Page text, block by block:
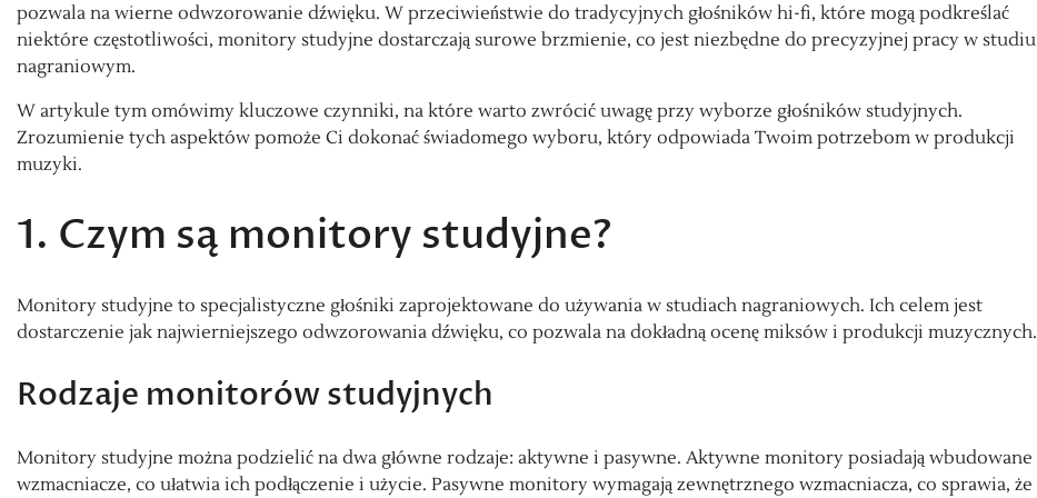
pozwala na wierne odwzorowanie dźwięku. W przeciwieństwie do tradycyjnych głośników hi-fi, które mogą podkreślać
niektóre częstotliwości, monitory studyjne dostarczają surowe brzmienie, co jest niezbędne do precyzyjnej pracy w studiu
nagraniowym.
W artykule tym omówimy kluczowe czynniki, na które warto zwrócić uwagę przy wyborze głośników studyjnych.
Zrozumienie tych aspektów pomoże Ci dokonać świadomego wyboru, który odpowiada Twoim potrzebom w produkcji
muzyki.
1. Czym są monitory studyjne?
Monitory studyjne to specjalistyczne głośniki zaprojektowane do używania w studiach nagraniowych. Ich celem jest
dostarczenie jak najwierniejszego odwzorowania dźwięku, co pozwala na dokładną ocenę miksów i produkcji muzycznych.
Rodzaje monitorów studyjnych
Monitory studyjne można podzielić na dwa główne rodzaje: aktywne i pasywne. Aktywne monitory posiadają wbudowane
wzmacniacze, co ułatwia ich podłączenie i użycie. Pasywne monitory wymagają zewnętrznego wzmacniacza, co sprawia, że